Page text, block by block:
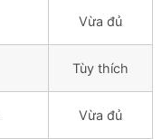
Vừa đủ
Tùy thích
Vừa đủ